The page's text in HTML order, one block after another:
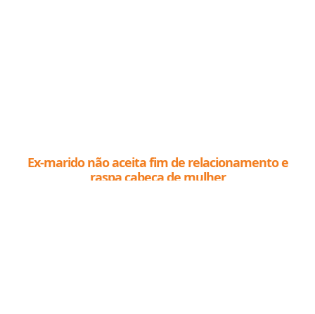
Ex-marido não aceita fim de relacionamento e
raspa cabeça de mulher